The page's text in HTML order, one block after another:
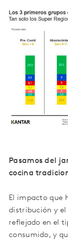
Pasamos del
cocina
El impacto que
distribución y el
reflejado en el
consumido, y